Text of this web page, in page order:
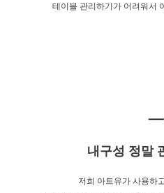
테이블 관리하기가 어려워서
내구성 정말
저희 아트유가 사용하